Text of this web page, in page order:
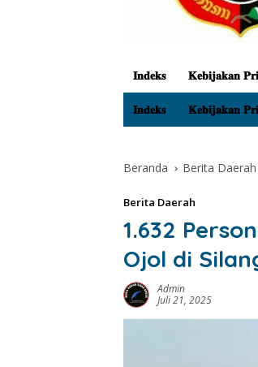
𝐈𝐧𝐝𝐞𝐤𝐬 𝐊𝐞𝐛𝐢𝐣𝐚𝐤𝐚𝐧
𝐈𝐧𝐝𝐞𝐤𝐬 𝐊𝐞𝐛𝐢𝐣𝐚𝐤𝐚𝐧
Beranda Berita Daerah
Berita Daerah
1.632
Ojol di
Admin
Juli 21, 2025